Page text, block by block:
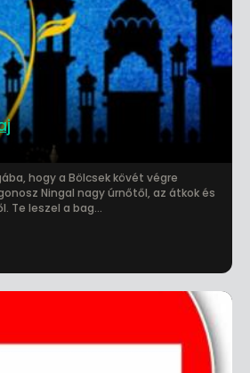
hogy a Bölcsek kövét végre
Ningal nagy úrnőtől, az átkok és
Te leszel a bag...